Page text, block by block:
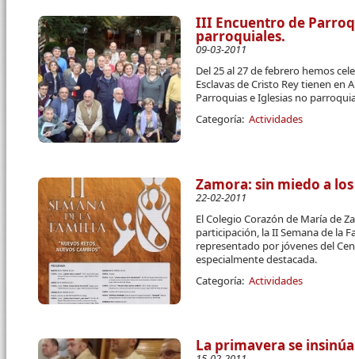
III Encuentro de
parroquiales.
09-03-2011
Del 25 al 27 de febrero hemos
Esclavas de Cristo Rey tienen en
Parroquias e Iglesias no
Categoría: Actividades
Zamora: sin miedo a
22-02-2011
El Colegio Corazón de María de
participación, la II Semana de la
representado por jóvenes del
especialmente destacada.
Categoría: Actividades
La primavera se